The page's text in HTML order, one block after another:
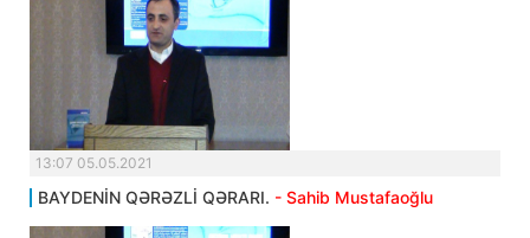
13:07 05.05.2021
BAYDENİN QƏRƏZLİ QƏRARI. - Sahib Mustafaoğlu